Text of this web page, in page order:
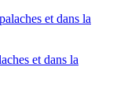
et dans la